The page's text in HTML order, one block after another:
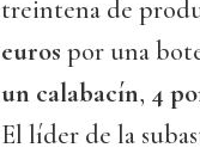
treintena de
euros por una
un calabacín, 4
El líder de la